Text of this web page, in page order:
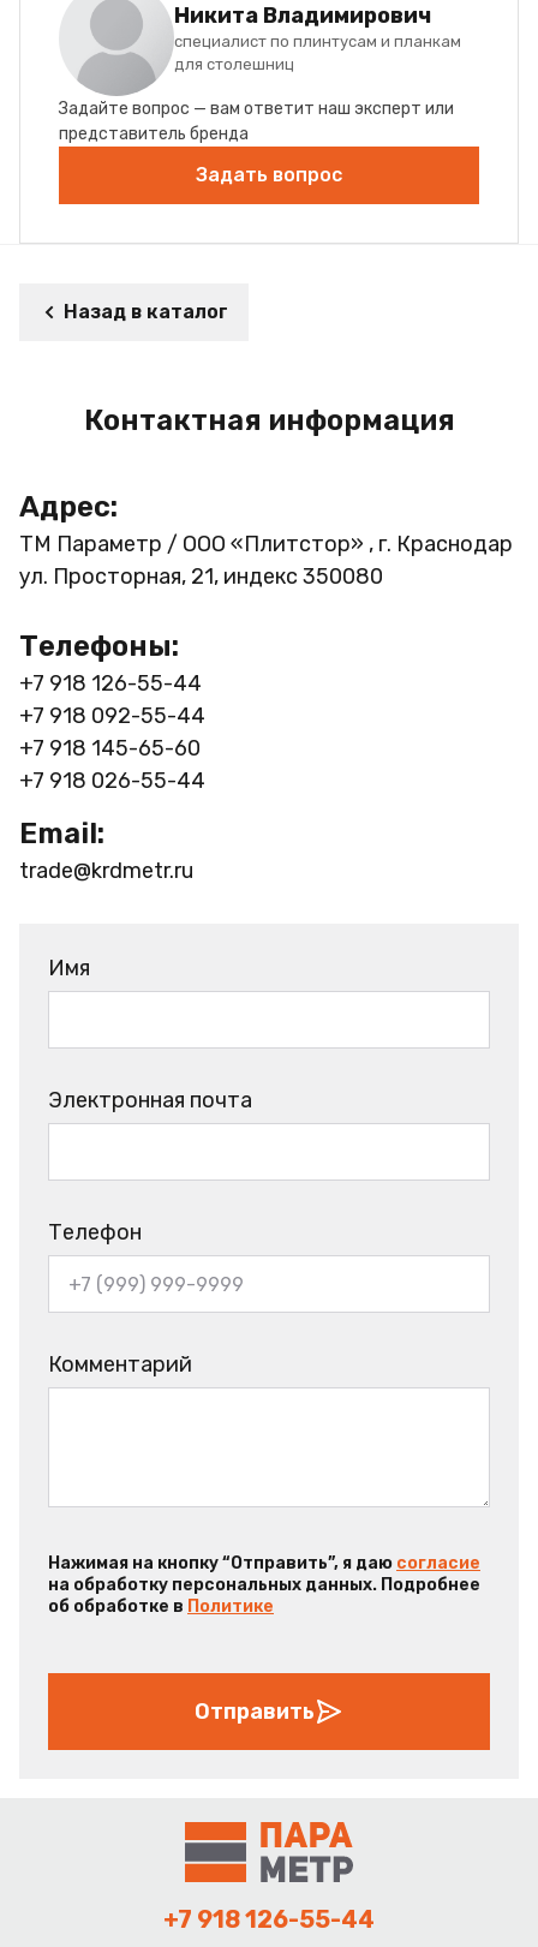
Никита Владимирович
специалист по плинтусам и планкам
для столешниц
Задайте вопрос — вам ответит наш эксперт или
представитель бренда
Задать вопрос
Назад в каталог
Контактная информация
Адрес:
ТМ Параметр / ООО «Плитстор» , г. Краснодар
ул. Просторная, 21, индекс 350080
Телефоны:
+7 918 126-55-44
+7 918 092-55-44
+7 918 145-65-60
+7 918 026-55-44
Email:
trade@krdmetr.ru
Имя
Электронная почта
Телефон
Комментарий
Нажимая на кнопку “Отправить”, я даю согласие
на обработку персональных данных. Подробнее
об обработке в Политике
Отправить
+7 918 126-55-44